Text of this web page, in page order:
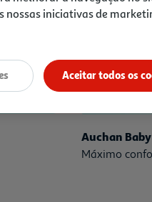
Auchan Baby
Máximo
nossas iniciativas de
Aceitar todos os